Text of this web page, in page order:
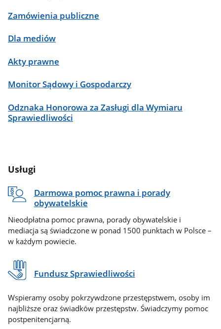
Zamówienia publiczne
Dla mediów
Akty prawne
Monitor Sądowy i Gospodarczy
Odznaka Honorowa za Zasługi dla Wymiaru
Sprawiedliwości
Usługi
Darmowa pomoc prawna i porady
obywatelskie
Nieodpłatna pomoc prawna, porady obywatelskie i
mediacja są świadczone w ponad 1500 punktach w Polsce –
w każdym powiecie.
Fundusz Sprawiedliwości
Wspieramy osoby pokrzywdzone przestępstwem, osoby im
najbliższe oraz świadków przestępstw. Świadczymy pomoc
postpenitencjarną.